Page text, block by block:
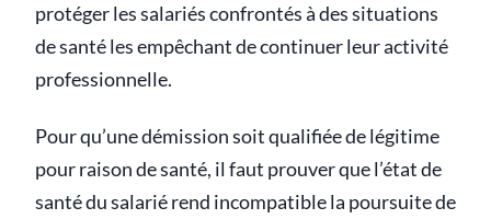
protéger les salariés confrontés à des situations
de santé les empêchant de continuer leur activité
professionnelle.
Pour qu’une démission soit qualifiée de légitime
pour raison de santé, il faut prouver que l’état de
santé du salarié rend incompatible la poursuite de